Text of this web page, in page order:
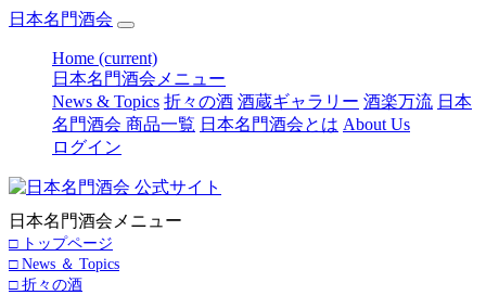
日本名門酒会
Home (current)
日本名門酒会メニュー
News & Topics 折々の酒 酒蔵ギャラリー 酒楽万流 日本
名門酒会 商品一覧 日本名門酒会とは About Us
ログイン
日本名門酒会メニュー
□ トップページ
□ News ＆ Topics
□ 折々の酒